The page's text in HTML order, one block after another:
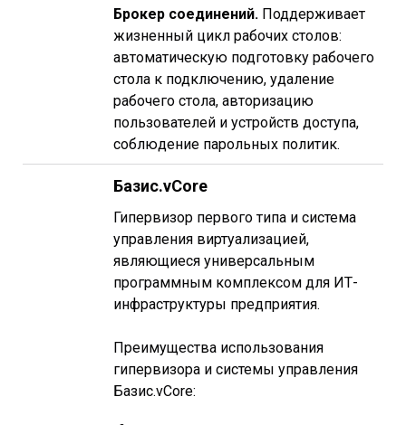
Брокер соединений. Поддерживает
жизненный цикл рабочих столов:
автоматическую подготовку рабочего
стола к подключению, удаление
рабочего стола, авторизацию
пользователей и устройств доступа,
соблюдение парольных политик.
Базис.vCore
Гипервизор первого типа и система
управления виртуализацией,
являющиеся универсальным
программным комплексом для ИТ-
инфраструктуры предприятия.
Преимущества использования
гипервизора и системы управления
Базис.vCore: